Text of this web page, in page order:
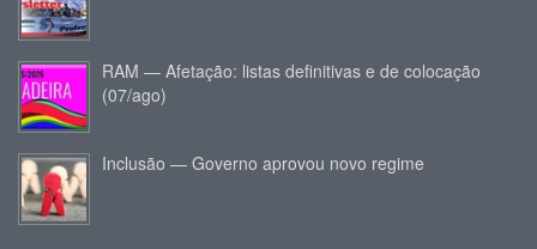
RAM — Afetação: listas definitivas e de colocação
(07/ago)
Inclusão — Governo aprovou novo regime